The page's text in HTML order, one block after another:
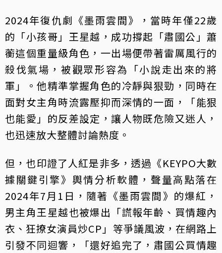
2024年復仇劇《墨雨雲間》，當時年僅22歲
的「小孩哥」王星越，成功撐起「肅國公」蕭
蘅這個重量級角色，一出場便帶著雷厲風行的
殺伐氣場，被觀眾形容為「小說走出來的將
軍」。他精準掌握角色的冷靜與狠勁，同時在
面對女主角時流露壓抑而深情的一面，「能狠
也能愛」的反差設定，讓人物既危險又迷人，
也迅速放大整體討論熱度。
但，也印證了人紅是非多，透過《KEYPO大數
據關鍵引擎》輿情分析軟體，聲量高點落在
2024年7月1日，隨著《墨雨雲間》的爆紅，
男主角王星越也被爆出「謊報年齡、買情趣內
衣、狂撩女演員炒CP」等爭議風波，在網路上
引發不同迴響，「還好追完了，肅國公買情趣